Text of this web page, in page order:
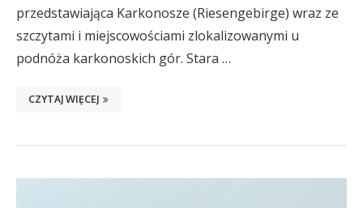
przedstawiająca Karkonosze (Riesengebirge) wraz ze
szczytami i miejscowościami zlokalizowanymi u
podnóża karkonoskich gór. Stara …
CZYTAJ WIĘCEJ